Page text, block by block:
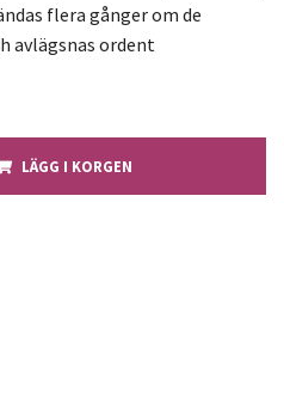
flera gånger om de
avlägsnas ordent
LÄGG I KORGEN